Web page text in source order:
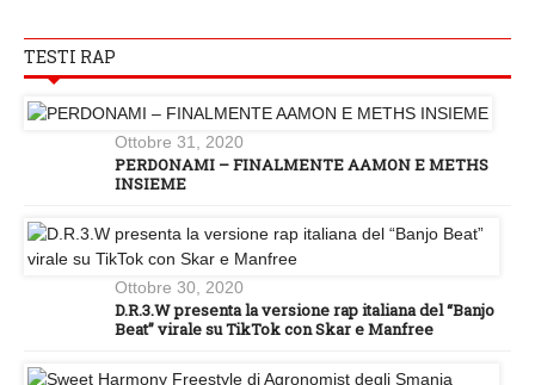
TESTI RAP
Ottobre 31, 2020
PERDONAMI – FINALMENTE AAMON E METHS
INSIEME
Ottobre 30, 2020
D.R.3.W presenta la versione rap italiana del “Banjo
Beat” virale su TikTok con Skar e Manfree